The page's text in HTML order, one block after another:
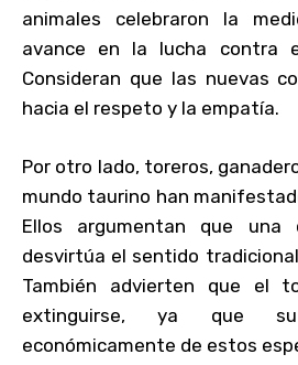
animales celebraron la
avance en la lucha contra
Consideran que las nuevas
hacia el respeto y la empatía.
Por otro lado, toreros,
mundo taurino han
Ellos argumentan que una
desvirtúa el sentido
También advierten que el
extinguirse, ya que
económicamente de estos